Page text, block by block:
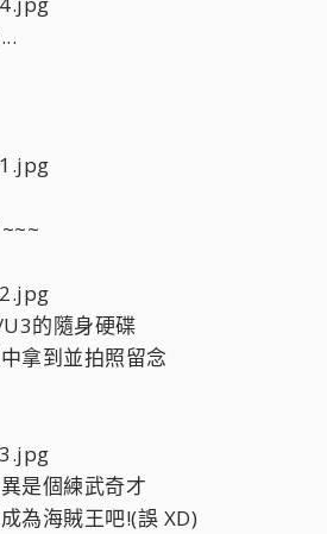
的隨身硬碟
拿到並拍照留念
是個練武奇才
為海賊王吧!(誤 XD)